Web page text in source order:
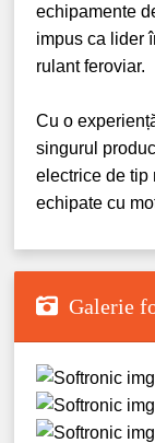
echipamente
impus ca lider
rulant feroviar.
Cu o
singurul
electrice de tip
echipate cu
Galerie